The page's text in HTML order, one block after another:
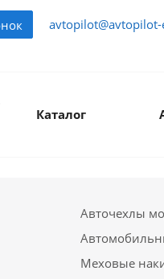
avtopilot@avtopilot-
Каталог
Авточехлы
Меховые